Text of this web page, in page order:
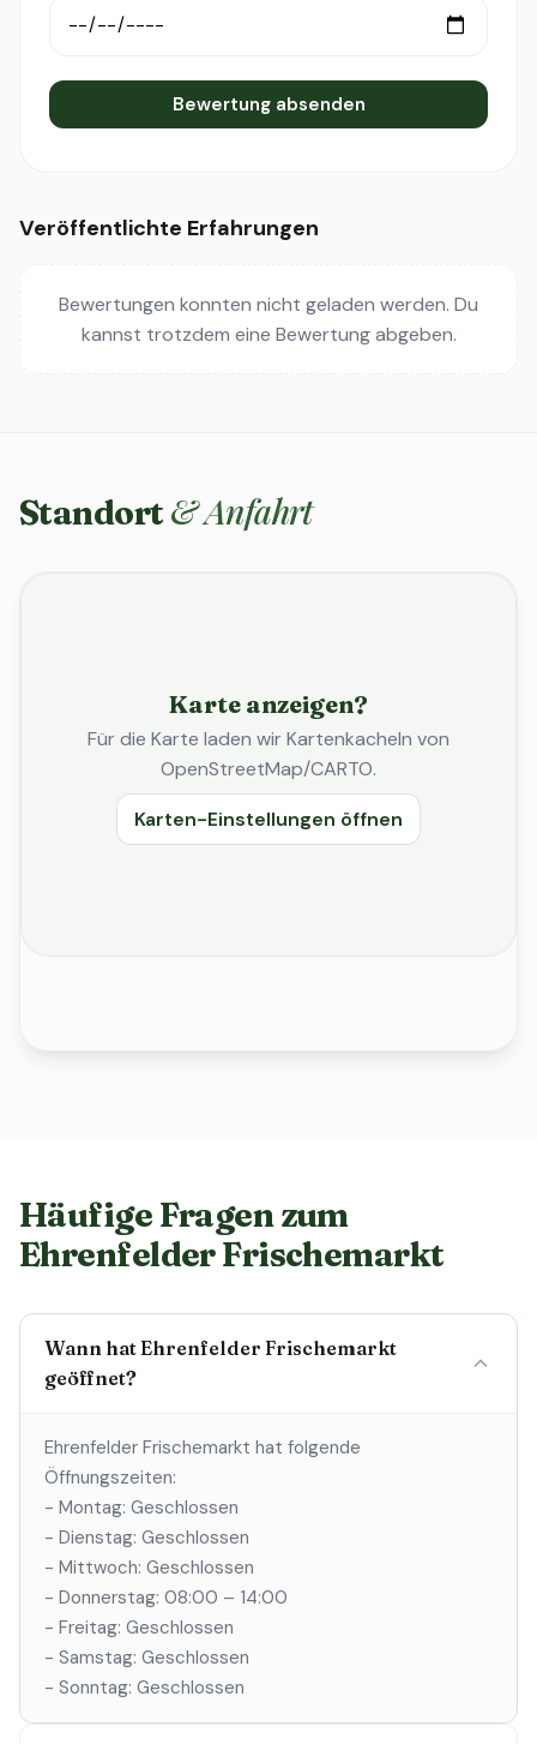
Bewertung absenden
Veröffentlichte Erfahrungen
Bewertungen konnten nicht geladen werden. Du
kannst trotzdem eine Bewertung abgeben.
Standort & Anfahrt
Karte anzeigen?
Für die Karte laden wir Kartenkacheln von
OpenStreetMap/CARTO.
Karten-Einstellungen öffnen
Häufige Fragen zum
Ehrenfelder Frischemarkt
Wann hat Ehrenfelder Frischemarkt
geöffnet?
Ehrenfelder Frischemarkt hat folgende
Öffnungszeiten:
- Montag: Geschlossen
- Dienstag: Geschlossen
- Mittwoch: Geschlossen
- Donnerstag: 08:00 – 14:00
- Freitag: Geschlossen
- Samstag: Geschlossen
- Sonntag: Geschlossen